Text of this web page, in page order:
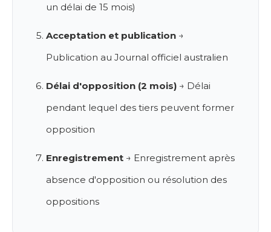
un délai de 15 mois)
Acceptation et publication →
Publication au Journal officiel australien
Délai d'opposition (2 mois) → Délai
pendant lequel des tiers peuvent former
opposition
Enregistrement → Enregistrement après
absence d'opposition ou résolution des
oppositions